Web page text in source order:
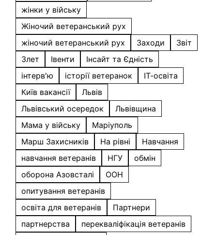
жінки у війську
Жіночий ветеранський рух
жіночий ветеранський рух
Заходи
Звіт
Злет
Івенти
Інсайт та Єдність
інтерв'ю
історії ветеранок
ІТ-освіта
Київ вакансії
Львів
Львівський осередок
Львівщина
Мама у війську
Маріуполь
Марш Захисників
На рівні
Навчання
навчання ветеранів
НГУ
обмін
оборона Азовсталі
ООН
опитування ветеранів
освіта для ветеранів
Партнери
партнерства
перекваліфікація ветеранів